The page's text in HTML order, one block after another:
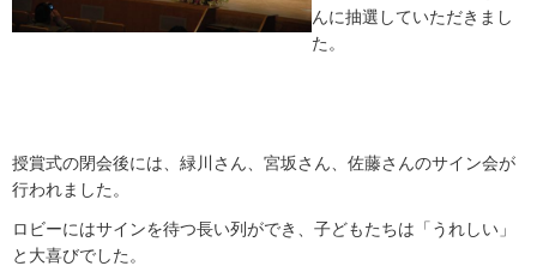
んに抽選していただきまし
た。
授賞式の閉会後には、緑川さん、宮坂さん、佐藤さんのサイン会が
行われました。
ロビーにはサインを待つ長い列ができ、子どもたちは「うれしい」
と大喜びでした。